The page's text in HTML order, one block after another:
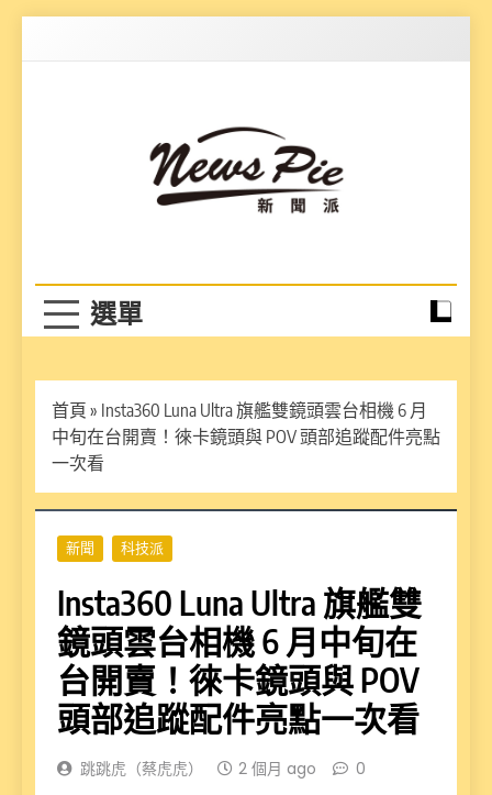
首頁 » Insta360 Luna Ultra 旗艦雙鏡頭雲台相機 6 月
中旬在台開賣！徠卡鏡頭與 POV 頭部追蹤配件亮點
一次看
新聞 科技派
Insta360 Luna Ultra 旗艦雙
鏡頭雲台相機 6 月中旬在
台開賣！徠卡鏡頭與 POV
頭部追蹤配件亮點一次看
跳跳虎（蔡虎虎） 2 個月 ago 0